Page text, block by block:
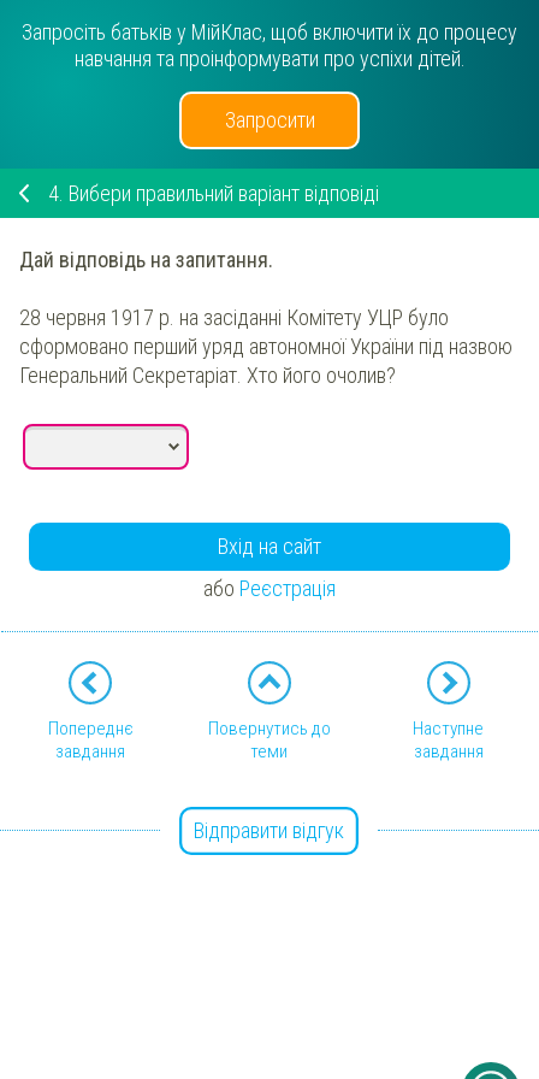
Запросіть батьків у МійКлас, щоб включити їх до процесу
навчання та проінформувати про успіхи дітей.
Запросити
4. Вибери правильний варіант відповіді
Дай відповідь на запитання.
28 червня 1917 р. на засіданні Комітету УЦР було
сформовано перший уряд автономної України під назвою
Генеральний Секретаріат. Хто його очолив?
Вхід на сайт
або Реєстрація
Попереднє
завдання
Повернутись до
теми
Наступне
завдання
Відправити відгук